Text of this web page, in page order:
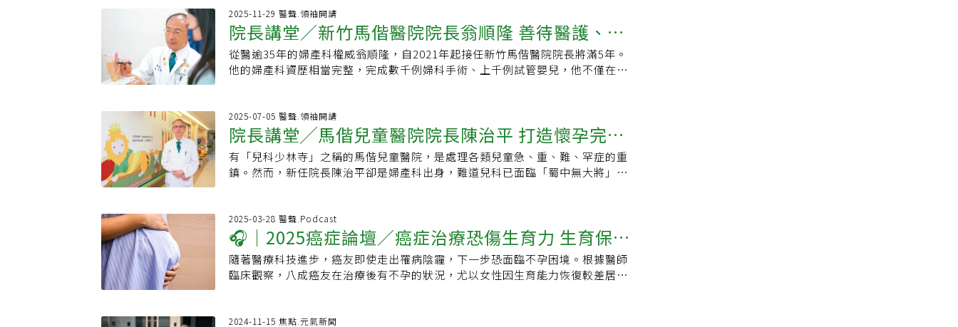
的紙，上頭還有「不放棄」、「認真奮鬥」幾個稚氣的字，他笑說「現在看真是
害羞」。手術最難點是精準縫合台北醫學大學畢業後，郭信宏進入林口長庚醫院
婦產部，從住院醫師一路到總醫師，2015年升任主治醫師。這個科別等同微創手
術的研發基地，他在其中找到最擅長的領域，也就是「縫合」。「手術最難的不
本，發明「KBOX」模擬訓練箱，能相容各種套管打法；也發表微創手術中以止血
帶控制出血的技術，數據顯示能減少3成出血量、多切除1倍腫瘤，手術時間顯著
縮短。回憶手術台上最難忘的時刻，郭信宏說，當主治醫師第二年時，一位長年
經痛的患者跑遍各大醫院，都被建議切除子宮，但他超音波一掃，判斷患者是可
以切乾淨的肌腺瘤，採微創手術完整移除、縫合好，症狀便可全數改善，這經驗
氧，必須緊急剖腹。當時女兒雙腳已掉入產道，要從腹部傷口把腳撈出來，稍有
不慎就可能骨折，最後母女均安，他也親手完成了這台意義非凡的手術。2024
年，宏其醫院前院長張紅淇決定延攬郭信宏到旗下，經一年熟悉環境，今年1月2
日正式接任院長。面對全台出生人數銳減三分之一，他的婦科專長正好為醫院開
長庚。生殖醫學累積懷孕率達66%，遠高於全國平均42%。達文西、海扶刀等手
兒數逐年下降，以往每年出生人數約在十五萬至廿萬人，去年僅剩十萬多人，產
科服務量大幅萎縮，部分診所、醫院相繼停辦接生業務。此外，目前產婦平均年
齡較高，高風險妊娠比率增加，產科醫療壓力及風險不減反增，讓年輕世代醫師
興趣缺缺。為此，衛福部提出三層級調整方案。首先，一般自然產與剖腹產給付
全面提高約百分之五十；若屬高風險孕產婦，給付提高至二倍；前置胎盤、產後
資源不足地區，石崇良說，將推出配套措施，初步規畫盤點全國五十一個醫療次
區域，若僅剩一至二家產科醫療機構，即使提高給付仍難以維持營運，將比照
「燈塔型醫院」模式，提供額外保障款，確保基本接生服務。台灣婦產科醫學會
以屏東恆春地區為例，當地一年新生兒僅約三、四十人，平均每月不到四例，仍
失去產科，孕婦可能需長途跋涉至外地生產，一旦發生緊急狀況，風險大幅提
高。」石崇良說，維持在地生產量能，為醫療安全的重要防線。相關政策方案均
已定調，最近就會提交健保會共同擬訂會議審議，若順利通過，今年下半年可正
式實施。石崇良強調，此次調整並非單純提高醫師收入，而是希望讓醫療院所能
維持基本營運，避免因「量縮價低」，導致產科持續退出醫療市場，進一步影響
2025-11-29 醫聲.領袖開講
院長講堂／新竹馬偕醫院院長翁順隆 善待醫護、以
身作則
從醫逾35年的婦產科權威翁順隆，自2021年起接任新竹馬偕醫院院長將滿5年。
他的婦產科資歷相當完整，完成數千例婦科手術、上千例試管嬰兒，他不僅在手
院服務，2002年轉至新竹馬偕醫院服務迄今。他年幼時曾打了六年少棒，直到初
中才開始認真念書，之後考上台北醫學大學醫學系，依然保持對運動的熱愛，喜
歡打壘球、網球、羽毛球等運動，他將運動與挑戰視為重要的紓壓方式。運動鍛
鍊了體魄，也磨練出他面對挑戰的堅毅心志。大學期間，翁順隆發現自己天生
「手巧」，對需要動手操作的外科手術特別感興趣，因此立志成為外科醫師。在
除了臨床工作，翁順隆也投入醫學研究。在擔任新竹馬偕婦產科部主任期間，他
攻讀交大生物科技醫學研究所博士班，博士論文研究關於細菌的次世代定序
（NGS）應用。他說，這項技術能將動植物DNA萃取後，在數小時內分析出所有
菌種，遠比傳統培養方式節省時間。翁順隆以這項技術研究男性不孕症患者，分
類進行個人化與精準的治療，大幅提升治療成效。臨床難忘 救回多位產婦生命
2025-07-05 醫聲.領袖開講
院長講堂╱馬偕兒童醫院院長陳治平 打造懷孕完整
照護鏈
有「兒科少林寺」之稱的馬偕兒童醫院，是處理各類兒童急、重、難、罕症的重
鎮。然而，新任院長陳治平卻是婦產科出身，難道兒科已面臨「蜀中無大將」窘
備。從事母胎醫學30多年 意外接院長不少人訝異「怎麼不是小兒科醫師接任院
長？」陳治平笑著說，他接任院長也覺得相當意外。其實他從事母胎醫學30多
年，長期照顧高危險妊娠孕婦，經常與小兒科團隊密切合作，特別是新生兒醫
師，彼此早已熟識。消息公布後，不少人傳訊恭喜他，也感性表示：「很高興看
到是你。」陳治平強調，母胎醫學與新生兒密切相關，「很多兒童、青少年、甚
2025-03-28 醫聲.Podcast
🎧｜2025癌症論壇／癌症治療恐傷生育力 生育保存
留一線「生機」
隨著醫療科技進步，癌友即使走出罹病陰霾，下一步恐面臨不孕困境。根據醫師
臨床觀察，八成癌友在治療後有不孕的狀況，尤以女性因生育能力恢復較差居
化、放療傷生育力 女癌友更易不孕TFC臺北婦產科診所生殖中心主任黃馨慧表
2024-11-15 焦點.元氣新聞